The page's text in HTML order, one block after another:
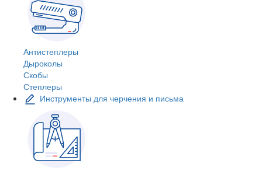
Антистеплеры
Дыроколы
Скобы
Степлеры
Инструменты для черчения и письма